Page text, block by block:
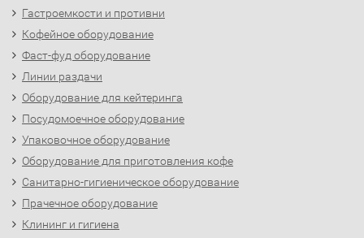
Гастроемкости и противни
Кофейное оборудование
Фаст-фуд оборудование
Линии раздачи
Оборудование для кейтеринга
Посудомоечное оборудование
Упаковочное оборудование
Оборудование для приготовления кофе
Санитарно-гигиеническое оборудование
Прачечное оборудование
Клининг и гигиена